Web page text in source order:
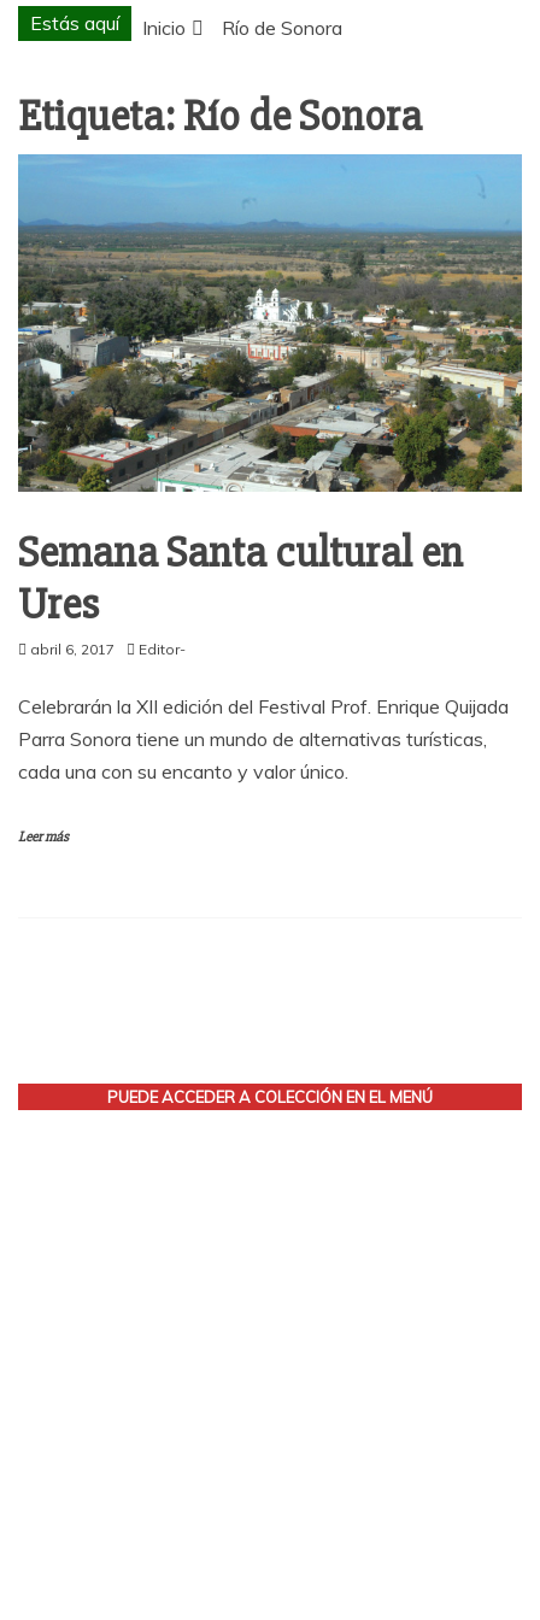
Estás aquí Inicio Río de Sonora
Etiqueta:Río de Sonora
Semana Santa cultural en
Ures
abril 6, 2017 Editor-
Celebrarán la XII edición del Festival Prof. Enrique Quijada
Parra Sonora tiene un mundo de alternativas turísticas,
cada una con su encanto y valor único.
Leer más
PUEDE ACCEDER A COLECCIÓN EN EL MENÚ